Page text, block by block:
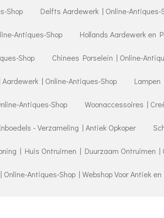
Shop Delfts Aardewerk | Online-Antiques-
Antiques-Shop Hollands Aardewerk en
Shop Chinees Porselein | Online-
| Online-Antiques-Shop Lampen
Antiques-Shop Woonaccessoires |
- Verzameling | Antiek Opkoper
| Huis Ontruimen | Duurzaam Ontruimen |
Antiques-Shop | Webshop Voor Antiek